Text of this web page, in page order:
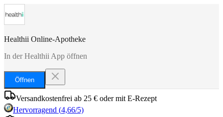
Healthii Online-Apotheke
In der Healthii App öffnen
Öffnen
Versandkostenfrei ab 25 € oder mit E-Rezept
Hervorragend (4,66/5)